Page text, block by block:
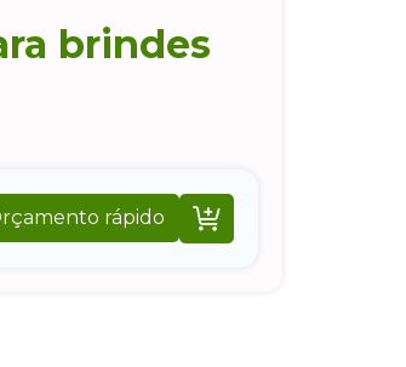
brindes
rápido 